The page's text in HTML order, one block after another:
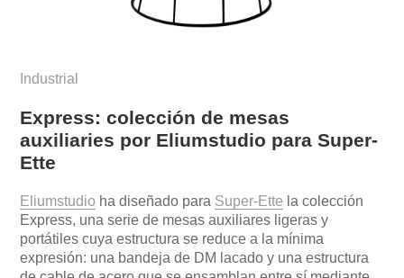
Industrial
Express: colección de mesas
auxiliaries por Eliumstudio para Super-
Ette
Eliumstudio ha diseñado para Super-Ette la colección
Express, una serie de mesas auxiliares ligeras y
portátiles cuya estructura se reduce a la mínima
expresión: una bandeja de DM lacado y una estructura